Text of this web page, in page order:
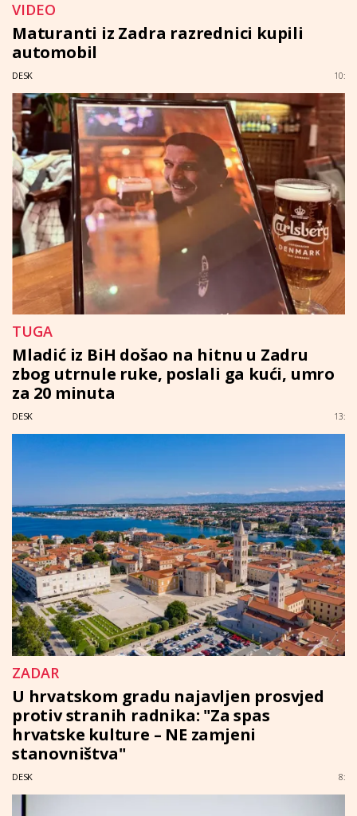
VIDEO
Maturanti iz Zadra razrednici kupili
automobil
DESK 10:
TUGA
Mladić iz BiH došao na hitnu u Zadru
zbog utrnule ruke, poslali ga kući, umro
za 20 minuta
DESK 13:
ZADAR
U hrvatskom gradu najavljen prosvjed
protiv stranih radnika: "Za spas
hrvatske kulture – NE zamjeni
stanovništva"
DESK 8: